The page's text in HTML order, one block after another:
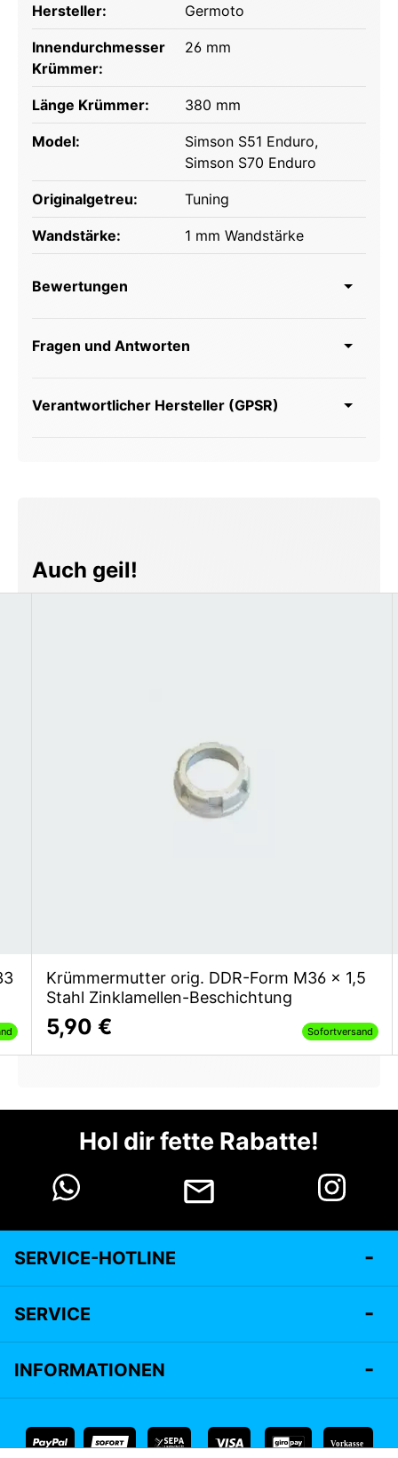
Hersteller: Germoto
Innendurchmesser
Krümmer:
26 mm
Länge Krümmer: 380 mm
Model: Simson S51 Enduro,
Simson S70 Enduro
Originalgetreu: Tuning
Wandstärke: 1 mm Wandstärke
Bewertungen
Fragen und Antworten
Verantwortlicher Hersteller (GPSR)
Produktgalerie überspringen
Auch geil!
Krümmermutter orig. DDR-Form M36 x 1,5
Stahl Zinklamellen-Beschichtung
5,90 € Sofortversand
Hol dir fette Rabatte!
SERVICE-HOTLINE
SERVICE
INFORMATIONEN
Vorkasse